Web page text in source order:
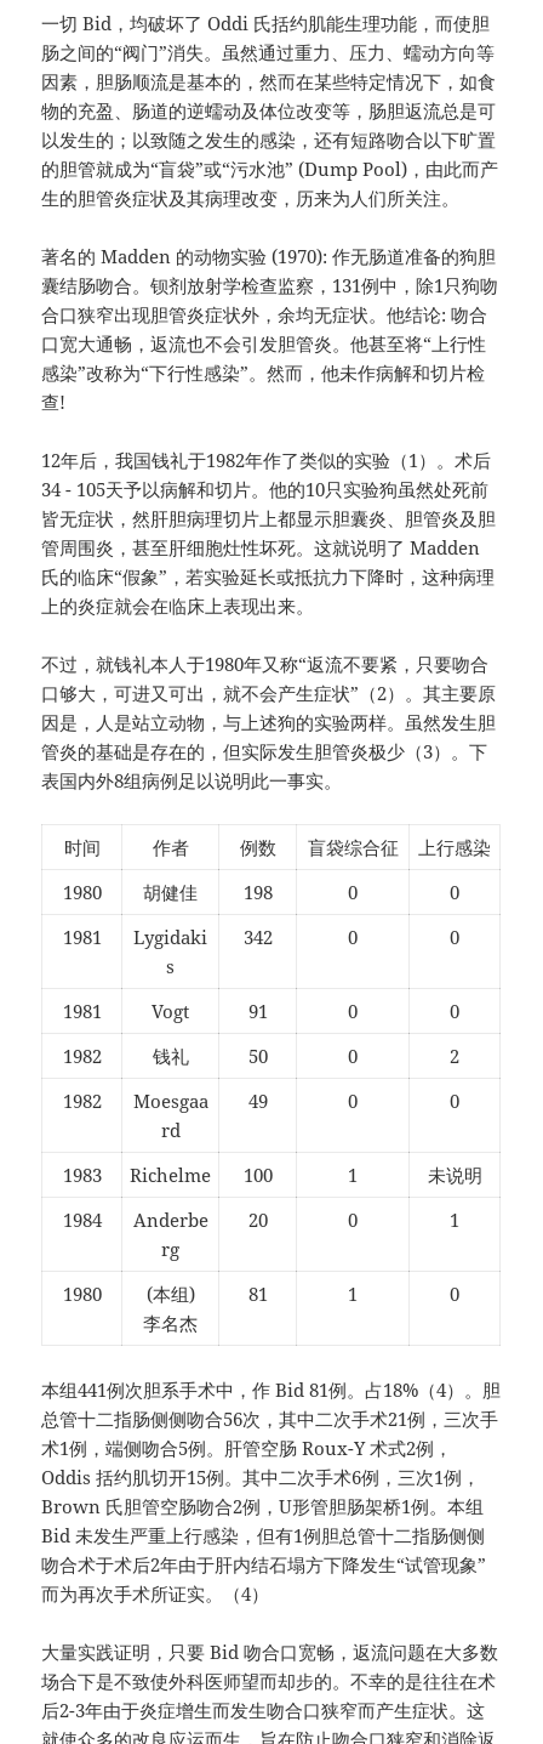
一切 Bid，均破坏了 Oddi 氏括约肌能生理功能，而使胆
肠之间的“阀门”消失。虽然通过重力、压力、蠕动方向等
因素，胆肠顺流是基本的，然而在某些特定情况下，如食
物的充盈、肠道的逆蠕动及体位改变等，肠胆返流总是可
以发生的；以致随之发生的感染，还有短路吻合以下旷置
的胆管就成为“盲袋”或“污水池” (Dump Pool)，由此而产
生的胆管炎症状及其病理改变，历来为人们所关注。
著名的 Madden 的动物实验 (1970): 作无肠道准备的狗胆
囊结肠吻合。钡剂放射学检查监察，131例中，除1只狗吻
合口狭窄出现胆管炎症状外，余均无症状。他结论: 吻合
口宽大通畅，返流也不会引发胆管炎。他甚至将“上行性
感染”改称为“下行性感染”。然而，他未作病解和切片检
查!
12年后，我国钱礼于1982年作了类似的实验（1）。术后
34 - 105天予以病解和切片。他的10只实验狗虽然处死前
皆无症状，然肝胆病理切片上都显示胆囊炎、胆管炎及胆
管周围炎，甚至肝细胞灶性坏死。这就说明了 Madden
氏的临床“假象”，若实验延长或抵抗力下降时，这种病理
上的炎症就会在临床上表现出来。
不过，就钱礼本人于1980年又称“返流不要紧，只要吻合
口够大，可进又可出，就不会产生症状”（2）。其主要原
因是，人是站立动物，与上述狗的实验两样。虽然发生胆
管炎的基础是存在的，但实际发生胆管炎极少（3）。下
表国内外8组病例足以说明此一事实。
时间 作者 例数 盲袋综合征
上行感染
1980
胡健佳 198 0
0
1981
Lygidaki
s
342 0 0
1981 Vogt 91 0
0
1982
钱礼 50 0
2
1982
Moesgaa
rd
49 0 0
1983 Richelme 100 1
未说明
1984
Anderbe
rg
20 0 1
1980
(本组)
李名杰
81 1 0
本组441例次胆系手术中，作 Bid 81例。占18%（4）。胆
总管十二指肠侧侧吻合56次，其中二次手术21例，三次手
术1例，端侧吻合5例。肝管空肠 Roux-Y 术式2例，
Oddis 括约肌切开15例。其中二次手术6例，三次1例，
Brown 氏胆管空肠吻合2例，U形管胆肠架桥1例。本组
Bid 未发生严重上行感染，但有1例胆总管十二指肠侧侧
吻合术于术后2年由于肝内结石塌方下降发生“试管现象”
而为再次手术所证实。（4）
大量实践证明，只要 Bid 吻合口宽畅，返流问题在大多数
场合下是不致使外科医师望而却步的。不幸的是往往在术
后2-3年由于炎症增生而发生吻合口狭窄而产生症状。这